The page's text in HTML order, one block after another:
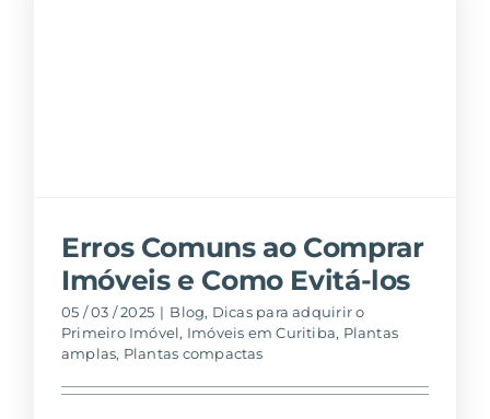
Erros Comuns ao Comprar
Imóveis e Como Evitá-los
05 / 03 / 2025 | Blog, Dicas para adquirir o
Primeiro Imóvel, Imóveis em Curitiba, Plantas
amplas, Plantas compactas